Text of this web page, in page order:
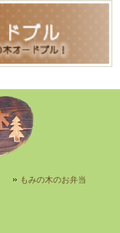
もみの木のお弁当